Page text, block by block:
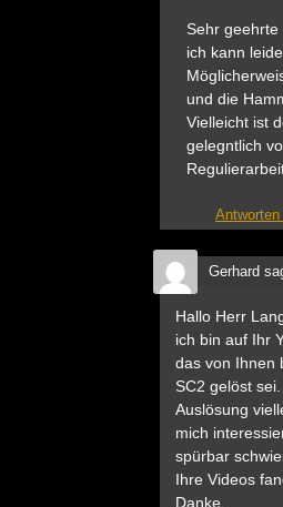
Sehr geehrte
ich kann
und die
Vielleicht ist
gelegntlich
Antworten
Gerhard
Hallo Herr
ich bin auf Ihr
das von Ihnen
SC2 gelöst
Auslösung
mich
spürbar
Ihre Videos
Danke.